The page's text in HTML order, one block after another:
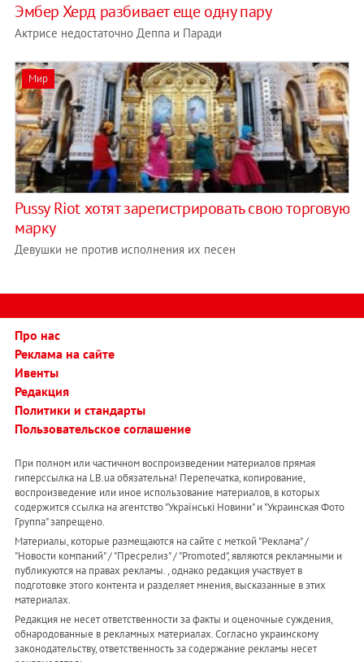
Эмбер Херд разбивает еще одну пару
Актрисе недостаточно Деппа и Паради
Мир
Pussy Riot хотят зарегистрировать свою торговую
марку
Девушки не против исполнения их песен
Про нас
Реклама на сайте
Ивенты
Редакция
Политики и стандарты
Пользовательское соглашение
При полном или частичном воспроизведении материалов прямая
гиперссылка на LB.ua обязательна! Перепечатка, копирование,
воспроизведение или иное использование материалов, в которых
содержится ссылка на агентство "Українськi Новини" и "Украинская Фото
Группа" запрещено.
Материалы, которые размещаются на сайте с меткой "Реклама" /
"Новости компаний" / "Пресрелиз" / "Promoted", являются рекламными и
публикуются на правах рекламы. , однако редакция участвует в
подготовке этого контента и разделяет мнения, высказанные в этих
материалах.
Редакция не несет ответственности за факты и оценочные суждения,
обнародованные в рекламных материалах. Согласно украинскому
законодательству, ответственность за содержание рекламы несет